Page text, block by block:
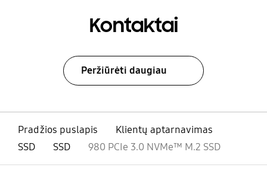
Kontaktai
Peržiūrėti daugiau
Pradžios puslapis
Klientų aptarnavimas
SSD
SSD 980 PCIe 3.0 NVMe™ M.2 SSD